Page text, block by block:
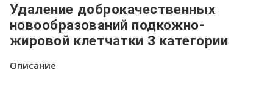
Удаление доброкачественных
новообразований подкожно-
жировой клетчатки 3 категории
Описание